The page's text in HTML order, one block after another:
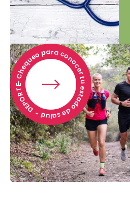
- Chequeo para conocer tu estado de salud - DEPORTE